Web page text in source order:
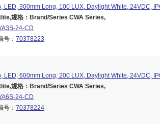
LED, 300mm Long, 100 LUX, Daylight White, 24VDC,
规格：Brand/Series CWA Series,
24-CD
号： 70378223
LED, 600mm Long, 200 LUX, Daylight White, 24VDC,
规格：Brand/Series CWA Series,
24-CD
号： 70378224